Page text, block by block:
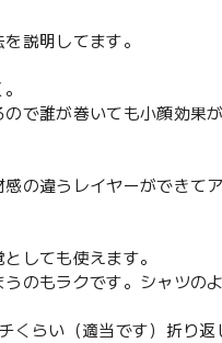
説明してます。
で誰が巻いても小顔効果が
の違うレイヤーができて
しても使えます。
のもラクです。シャツの
くらい（適当です）折り